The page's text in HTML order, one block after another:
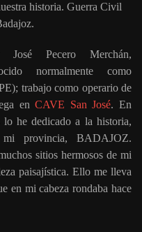
historia. Guerra Civil
José Pecero Merchán,
normalmente como
trabajo como operario de
enCAVE San José. En
he dedicado a la historia,
provincia, BADAJOZ.
sitios hermosos de mi
paisajística. Ello me lleva
en mi cabeza rondaba hace